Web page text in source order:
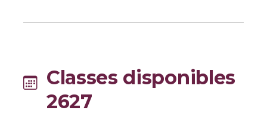
Classes disponibles
2627